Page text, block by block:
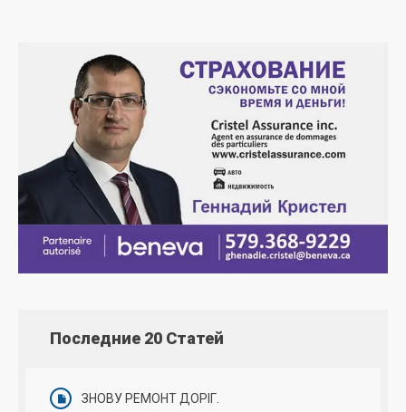
Последние 20 Статей
ЗНОВУ РЕМОНТ ДОРІГ.